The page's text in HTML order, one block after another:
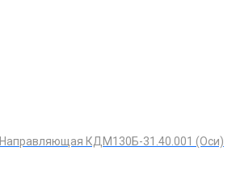
Направляющая КДМ130Б-31.40.001 (Оси)